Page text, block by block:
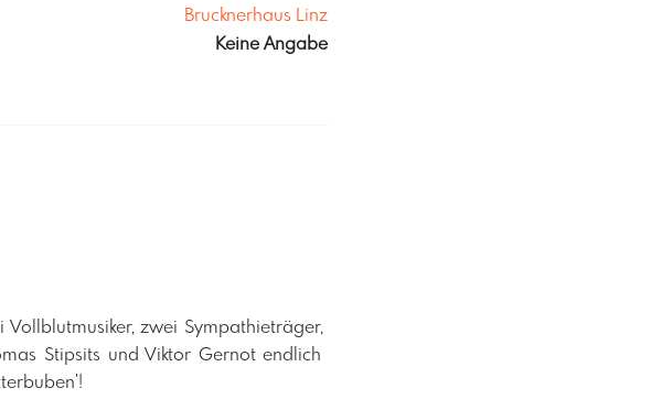
Brucknerhaus Linz
Keine Angabe
zwei Sympathieträger,
Stipsits und Viktor Gernot endlich